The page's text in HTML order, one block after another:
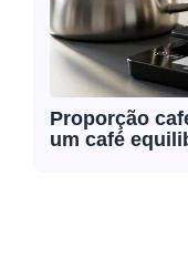
Proporção
um café